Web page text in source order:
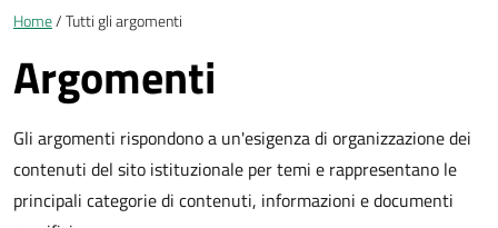
Briciole di pane
Home Tutti gli argomenti
Argomenti
Gli argomenti rispondono a un'esigenza di organizzazione dei
contenuti del sito istituzionale per temi e rappresentano le
principali categorie di contenuti, informazioni e documenti